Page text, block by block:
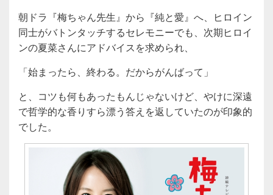
朝ドラ『梅ちゃん先生』から『純と愛』へ、ヒロイン
同士がバトンタッチするセレモニーでも、次期ヒロイ
ンの夏菜さんにアドバイスを求められ、
「始まったら、終わる。だからがんばって」
と、コツも何もあったもんじゃないけど、やけに深遠
で哲学的な香りすら漂う答えを返していたのが印象的
でした。